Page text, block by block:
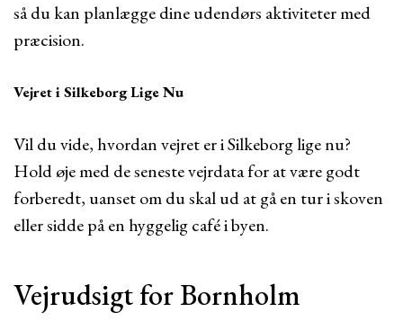
så du kan planlægge dine udendørs aktiviteter med
præcision.
Vejret i Silkeborg Lige Nu
Vil du vide, hvordan vejret er i Silkeborg lige nu?
Hold øje med de seneste vejrdata for at være godt
forberedt, uanset om du skal ud at gå en tur i skoven
eller sidde på en hyggelig café i byen.
Vejrudsigt for Bornholm